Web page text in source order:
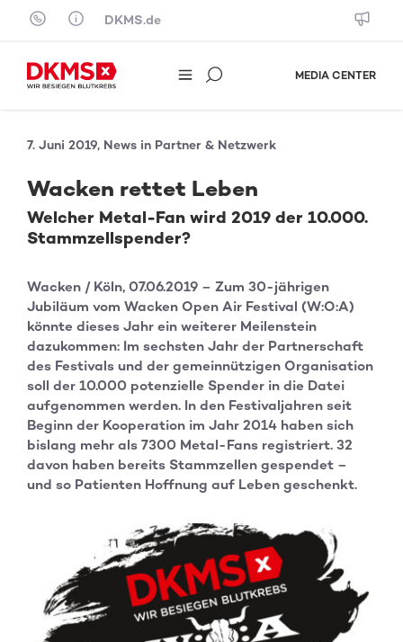
Skip to content
DKMS.de
MEDIA CENTER
7. Juni 2019, News in Partner & Netzwerk
Wacken rettet Leben
Welcher Metal-Fan wird 2019 der 10.000.
Stammzellspender?
Wacken / Köln, 07.06.2019 – Zum 30-jährigen
Jubiläum vom Wacken Open Air Festival (W:O:A)
könnte dieses Jahr ein weiterer Meilenstein
dazukommen: Im sechsten Jahr der Partnerschaft
des Festivals und der gemeinnützigen Organisation
soll der 10.000 potenzielle Spender in die Datei
aufgenommen werden. In den Festivaljahren seit
Beginn der Kooperation im Jahr 2014 haben sich
bislang mehr als 7300 Metal-Fans registriert. 32
davon haben bereits Stammzellen gespendet –
und so Patienten Hoffnung auf Leben geschenkt.